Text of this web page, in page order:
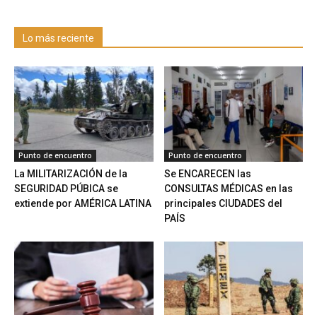
Lo más reciente
Punto de encuentro
La MILITARIZACIÓN de la
SEGURIDAD PÚBICA se
extiende por AMÉRICA LATINA
Punto de encuentro
Se ENCARECEN las
CONSULTAS MÉDICAS en las
principales CIUDADES del
PAÍS